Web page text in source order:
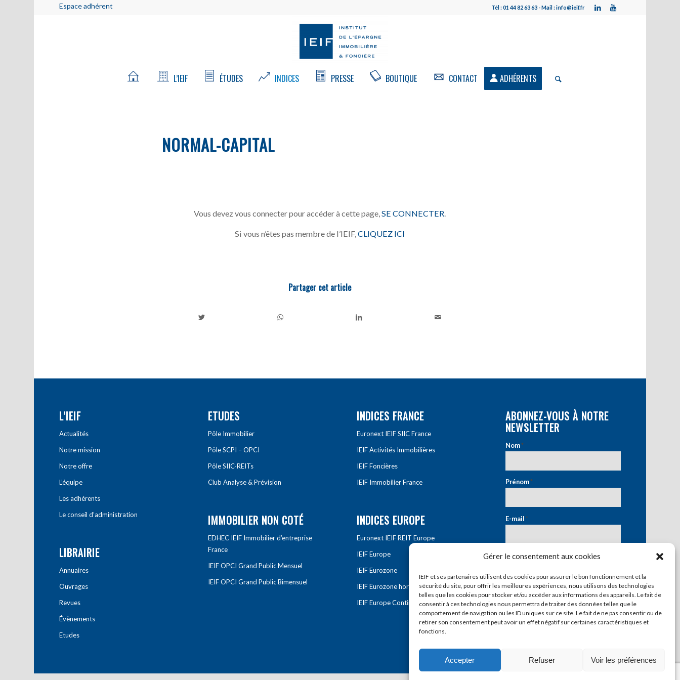
Gérer le consentement aux cookies
IEIF et ses partenaires utilisent des cookies pour assurer le bon fonctionnement et la
sécurité du site, pour offrir les meilleures expériences, nous utilisons des technologies
telles que les cookies pour stocker et/ou accéder aux informations des appareils. Le fait de
consentir à ces technologies nous permettra de traiter des données telles que le
comportement de navigation ou les ID uniques sur ce site. Le fait de ne pas consentir ou de
retirer son consentement peut avoir un effet négatif sur certaines caractéristiques et
fonctions.
Accepter Refuser Voir les préférences
Espace adhérent Tél : 01 44 82 63 63 - Mail : info@ieif.fr
L’IEIF ÉTUDES INDICES PRESSE BOUTIQUE CONTACT ADHÉRENTS
NORMAL-CAPITAL
Vous devez vous connecter pour accéder à cette page, SE CONNECTER
Si vous n’êtes pas membre de l’IEIF,CLIQUEZ ICI
Partager cet article
L’IEIF
Actualités
Notre mission
Notre offre
L’équipe
Les adhérents
Le conseil d’administration
LIBRAIRIE
Annuaires
Ouvrages
Revues
Évènements
Etudes
ETUDES
Pôle Immobilier
Pôle SCPI – OPCI
Pôle SIIC-REITs
Club Analyse & Prévision
IMMOBILIER NON COTÉ
EDHEC IEIF Immobilier d’entreprise
France
IEIF OPCI Grand Public Mensuel
IEIF OPCI Grand Public Bimensuel
INDICES FRANCE
Euronext IEIF SIIC France
IEIF Activités Immobilières
IEIF Foncières
IEIF Immobilier France
INDICES EUROPE
Euronext IEIF REIT Europe
IEIF Europe
IEIF Eurozone
IEIF Eurozone hors France
IEIF Europe Continentale
ABONNEZ-VOUS À NOTRE
NEWSLETTER
Nom*
Prénom*
E-mail*